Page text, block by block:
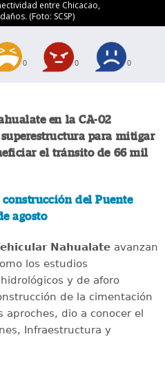
entre Chicacao,
(Foto: SCSP)
0 0 0
en la CA-02
para mitigar
el tránsito de 66 mil
construcción del Puente
agosto
Nahualateavanzan
los estudios
y de aforo
de la cimentación
aproches, dio a conocer el
Infraestructura y